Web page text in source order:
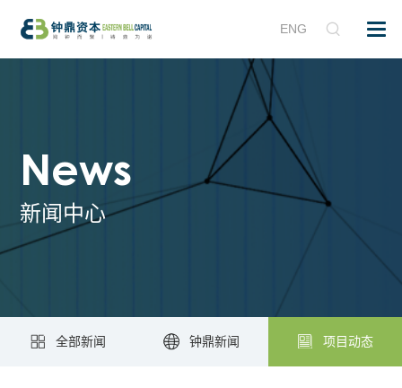
ENG
News
新闻中心
全部新闻 钟鼎新闻 项目动态